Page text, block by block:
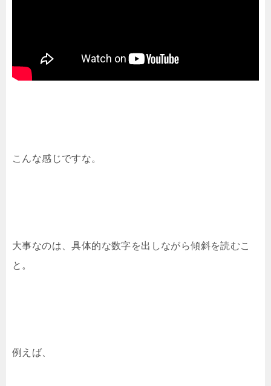
こんな感じですな。
大事なのは、具体的な数字を出しながら傾斜を読むこ
と。
例えば、